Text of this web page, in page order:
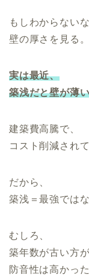
もしわからないな
壁の厚さを見る。
実は最近、
築浅だと壁が薄
建築費高騰で、
コスト削減されて
だから、
築浅＝最強ではな
むしろ、
築年数が古い方が
防音性は高かっ